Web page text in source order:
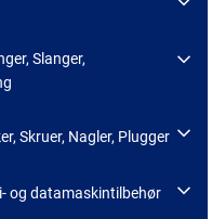
Slanger,
Skruer, Nagler, Plugger
og datamaskintilbehør